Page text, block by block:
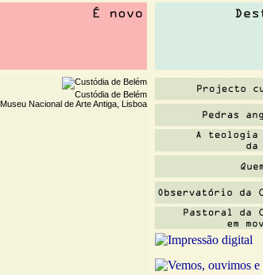
Custódia de Belém
Museu Nacional de Arte Antiga, Lisboa